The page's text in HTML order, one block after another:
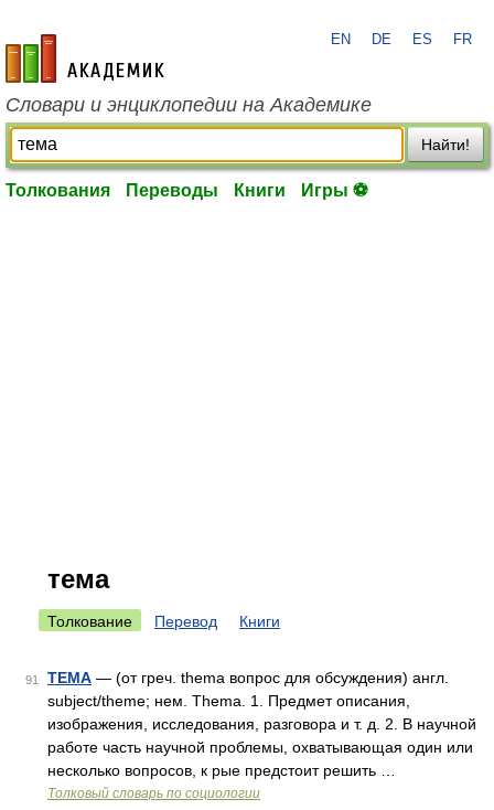
academic.ru
EN DE ES FR
Словари и энциклопедии на Академике
Найти!
Толкования Переводы Книги Игры ⚽
тема
Толкование Перевод Книги
91 ТЕМА — (от греч. thema вопрос для обсуждения) англ.
subject/theme; нем. Thema. 1. Предмет описания,
изображения, исследования, разговора и т. д. 2. В научной
работе часть научной проблемы, охватывающая один или
несколько вопросов, к рые предстоит решить …
Толковый словарь по социологии